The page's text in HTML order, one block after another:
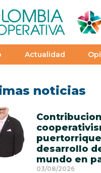
Actualidad
noticias
desarrollo
mundo en
03/08/2026